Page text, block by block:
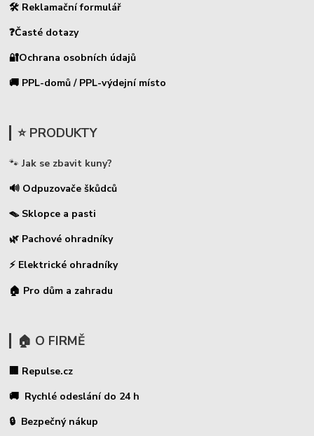
🛠 Reklamační formulář
❓Časté dotazy
🔐Ochrana osobních údajů
🚚 PPL-domů / PPL-výdejní místo
⭐ PRODUKTY
🐾 Jak se zbavit kuny?
🔊 Odpuzovače škůdců
🪤 Sklopce a pasti
🌿 Pachové ohradníky
⚡ Elektrické ohradníky
🏠 Pro dům a zahradu
🏠 O FIRMĚ
🏢 Repulse.cz
🚚 Rychlé odeslání do 24 h
🔒 Bezpečný nákup